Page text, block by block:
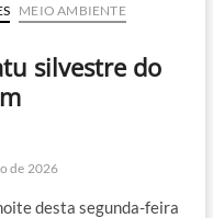
MEIO AMBIENTE
silvestre do
de 2026
desta segunda-feira